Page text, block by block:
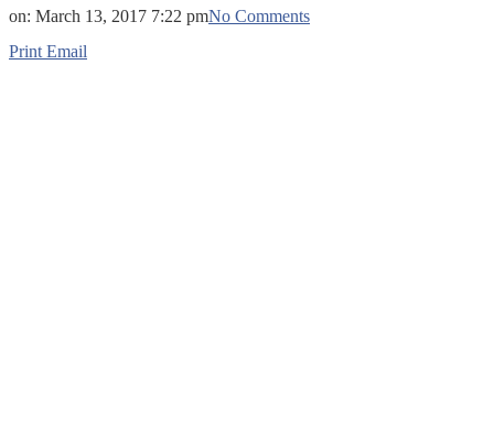
on: March 13, 2017 7:22 pmNo Comments
Print Email